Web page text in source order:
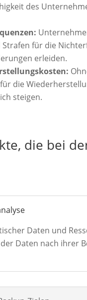
des
Strafen für die
erleiden.
die
steigen.
die bei
Daten und
Daten nach ihrer